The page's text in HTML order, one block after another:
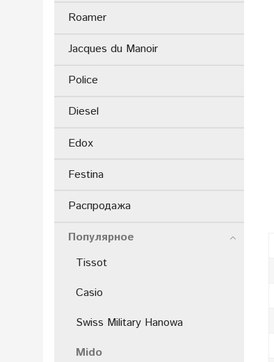
Roamer
Jacques du Manoir
Police
Diesel
Edox
Festina
Распродажа
Популярное
Tissot
Casio
Swiss Military Hanowa
Mido